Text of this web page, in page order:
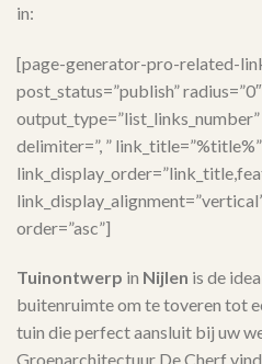
in:
[page-generator-pro-related-
post_status=”publish” radius=”0″
delimiter=”, ”
order=”asc”]
Tuinontwerp in Nijlen is de
buitenruimte om te toveren tot
tuin die perfect aansluit bij uw
Groenarchitectuur De Cherf